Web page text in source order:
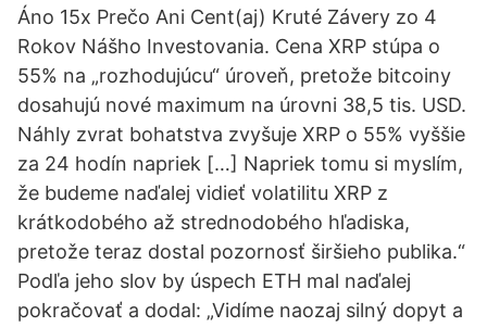
Áno 15x Prečo Ani Cent(aj) Kruté Závery zo 4
Rokov Nášho Investovania. Cena XRP stúpa o
55% na „rozhodujúcu“ úroveň, pretože bitcoiny
dosahujú nové maximum na úrovni 38,5 tis. USD.
Náhly zvrat bohatstva zvyšuje XRP o 55% vyššie
za 24 hodín napriek […] Napriek tomu si myslím,
že budeme naďalej vidieť volatilitu XRP z
krátkodobého až strednodobého hľadiska,
pretože teraz dostal pozornosť širšieho publika.“
Podľa jeho slov by úspech ETH mal naďalej
pokračovať a dodal: „Vidíme naozaj silný dopyt a